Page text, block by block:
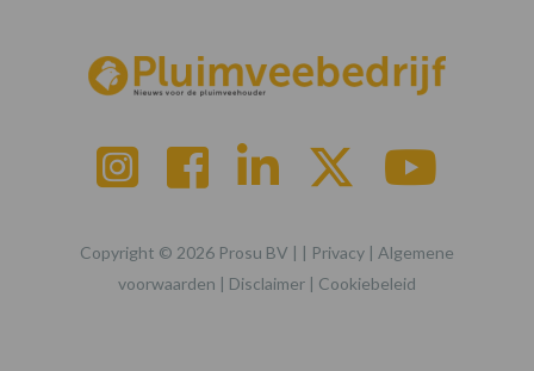
Copyright © 2026 Prosu BV | | Privacy | Algemene
voorwaarden | Disclaimer | Cookiebeleid